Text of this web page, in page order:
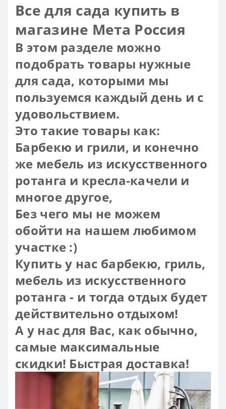
Все для сада купить в
магазине Мета Россия
В этом разделе можно
подобрать товары нужные
для сада, которыми мы
пользуемся каждый день и с
удовольствием.
Это такие товары как:
Барбекю и грили, и конечно
же мебель из искусственного
ротанга и кресла-качели и
многое другое,
Без чего мы не можем
обойти на нашем любимом
участке :)
Купить у нас барбекю, гриль,
мебель из искусственного
ротанга - и тогда отдых будет
действительно отдыхом!
А у нас для Вас, как обычно,
самые максимальные
скидки! Быстрая доставка!